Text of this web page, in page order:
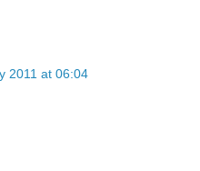
2011 at 06:04